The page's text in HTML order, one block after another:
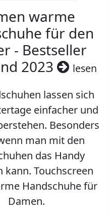
warme
für den
- Bestseller
2023
lesen
lassen sich
einfacher und
Besonders
man mit den
das Handy
kann. Touchscreen
Handschuhe für
Damen.